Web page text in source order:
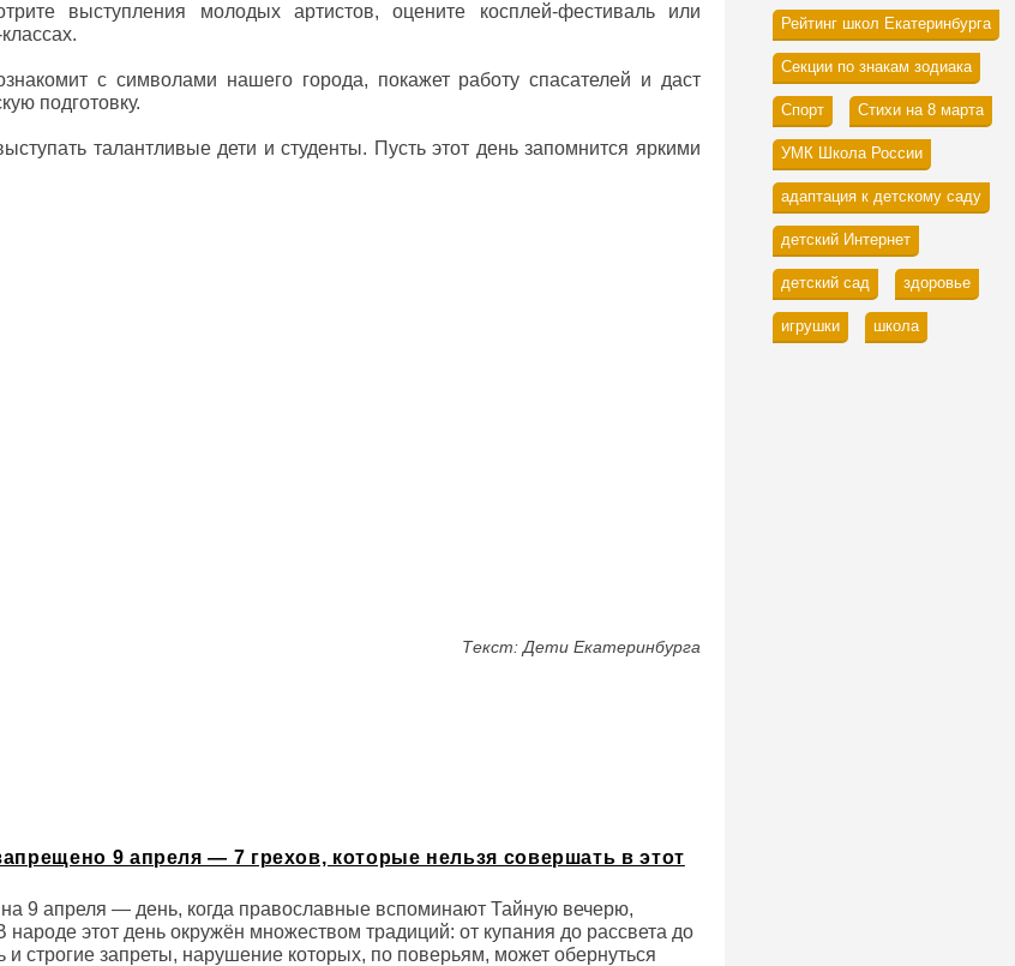
выступления молодых артистов, оцените косплей-фестиваль или
с символами нашего города, покажет работу спасателей и даст
подготовку.
талантливые дети и студенты. Пусть этот день запомнится яркими
Текст: Дети Екатеринбурга
9 апреля — 7 грехов, которые нельзя совершать в этот
9 апреля — день, когда православные вспоминают Тайную вечерю,
этот день окружён множеством традиций: от купания до рассвета до
и строгие запреты, нарушение которых, по поверьям, может обернуться
Рейтинг школ Екатеринбурга
Секции по знакам зодиака
Спорт Стихи на 8 марта
УМК Школа России
адаптация к детскому саду
детский Интернет
детский сад здоровье
игрушки школа